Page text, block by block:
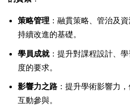
策略管理 ：融貫策略、管治及
持續改進的基礎。
學員成就：提升對課程設計、
度的要求。
影響力之路 ：提升學術影響力
互動參與。